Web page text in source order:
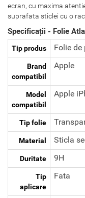
ecran, cu maxima
suprafata sticlei cu o
Specificații - Folie
Tip produs Folie de
Brand
compatibil
Apple
Model
compatibil
Apple
Tip folie
Material Sticla
Duritate 9H
Tip
aplicare
Fata